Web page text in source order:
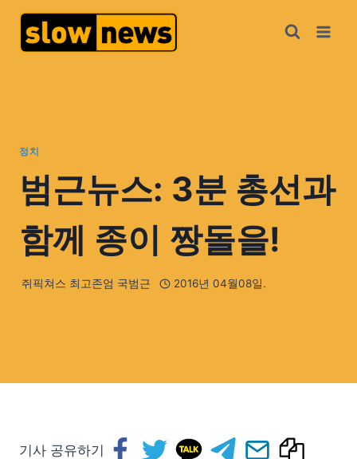
정치
범근뉴스: 3분 총선과
함께 종이 짱돌을!
쥐픽쳐스 최고존엄 국범근 2016년 04월08일.
기사 공유하기